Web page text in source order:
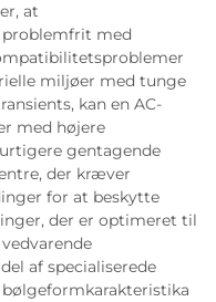
at
problemfrit med
miljøer med tunge
kan en AC-
med højere
gentagende
der kræver
for at beskytte
der er optimeret til
af specialiserede